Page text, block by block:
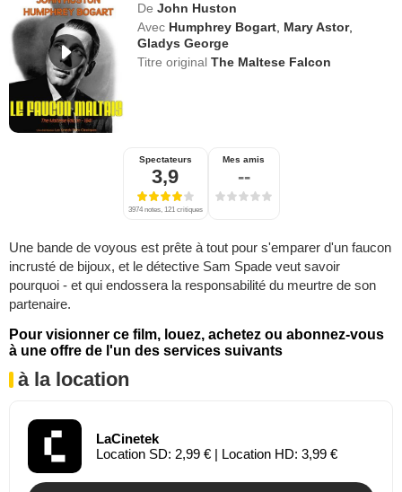
De John Huston
Avec Humphrey Bogart Mary Astor,
Gladys George
Titre originalThe Maltese Falcon
Spectateurs
3,9
3974 notes, 121 critiques
Mes amis
--
Une bande de voyous est prête à tout pour s'emparer d'un faucon
incrusté de bijoux, et le détective Sam Spade veut savoir
pourquoi - et qui endossera la responsabilité du meurtre de son
partenaire.
Pour visionner ce film, louez, achetez ou abonnez-vous
à une offre de l'un des services suivants
à la location
LaCinetek
Location SD: 2,99 € | Location HD: 3,99 €